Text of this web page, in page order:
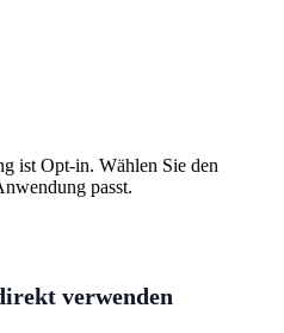
ist Opt-in. Wählen Sie den
passt.
verwenden